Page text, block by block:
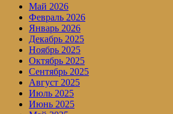
Май 2026
Февраль 2026
Январь 2026
Декабрь 2025
Ноябрь 2025
Октябрь 2025
Сентябрь 2025
Август 2025
Июль 2025
Июнь 2025